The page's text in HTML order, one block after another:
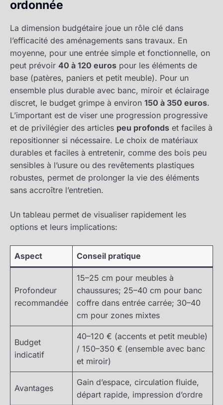
ordonnée
La dimension budgétaire joue un rôle clé dans
l’efficacité des aménagements sans travaux. En
moyenne, pour une entrée simple et fonctionnelle, on
peut prévoir 40 à 120 euros pour les éléments de
base (patères, paniers et petit meuble). Pour un
ensemble plus durable avec banc, miroir et éclairage
discret, le budget grimpe à environ 150 à 350 euros.
L’important est de viser une progression progressive
et de privilégier des articles peu profonds et faciles à
repositionner si nécessaire. Le choix de matériaux
durables et faciles à entretenir, comme des bois peu
sensibles à l’usure ou des revêtements plastiques
robustes, permet de prolonger la vie des éléments
sans accroître l’entretien.
Un tableau permet de visualiser rapidement les
options et leurs implications:
Aspect Conseil pratique
Profondeur
recommandée
15–25 cm pour meubles à
chaussures; 25–40 cm pour banc
coffre dans entrée carrée; 30–40
cm pour zones mixtes
Budget
indicatif
40–120 € (accents et petit meuble)
/ 150–350 € (ensemble avec banc
et miroir)
Avantages
Gain d’espace, circulation fluide,
départ rapide, impression d’ordre